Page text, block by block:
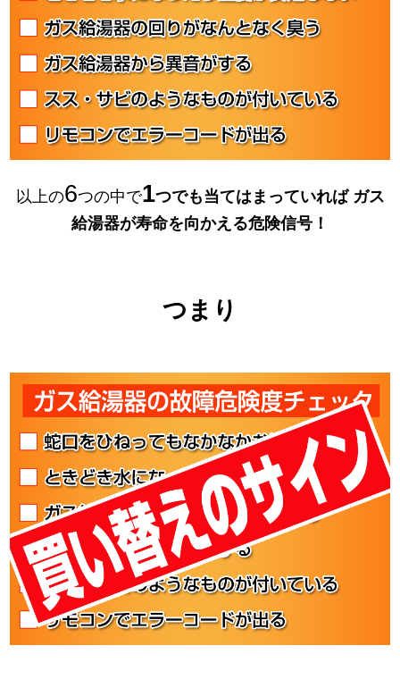
以上の6つの中で1つでも当てはまっていればガス
給湯器が寿命を向かえる危険信号！
つまり